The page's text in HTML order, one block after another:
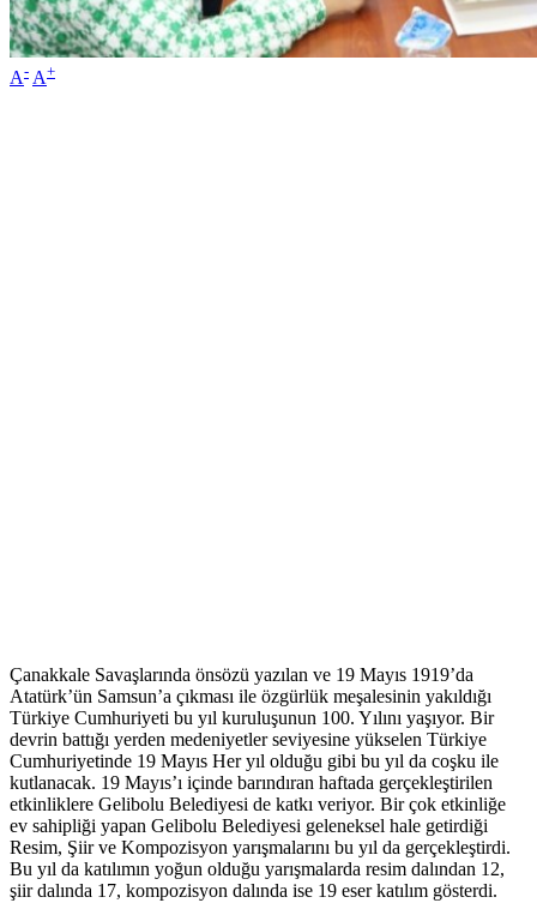
A- A+
Çanakkale Savaşlarında önsözü yazılan ve 19 Mayıs 1919’da
Atatürk’ün Samsun’a çıkması ile özgürlük meşalesinin yakıldığı
Türkiye Cumhuriyeti bu yıl kuruluşunun 100. Yılını yaşıyor. Bir
devrin battığı yerden medeniyetler seviyesine yükselen Türkiye
Cumhuriyetinde 19 Mayıs Her yıl olduğu gibi bu yıl da coşku ile
kutlanacak. 19 Mayıs’ı içinde barındıran haftada gerçekleştirilen
etkinliklere Gelibolu Belediyesi de katkı veriyor. Bir çok etkinliğe
ev sahipliği yapan Gelibolu Belediyesi geleneksel hale getirdiği
Resim, Şiir ve Kompozisyon yarışmalarını bu yıl da gerçekleştirdi.
Bu yıl da katılımın yoğun olduğu yarışmalarda resim dalından 12,
şiir dalında 17, kompozisyon dalında ise 19 eser katılım gösterdi.